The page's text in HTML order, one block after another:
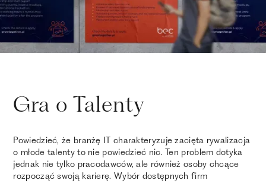
Gra o Talenty
Powiedzieć, że branżę IT charakteryzuje zacięta rywalizacja
o młode talenty to nie powiedzieć nic. Ten problem dotyka
jednak nie tylko pracodawców, ale również osoby chcące
rozpocząć swoją karierę. Wybór dostępnych firm